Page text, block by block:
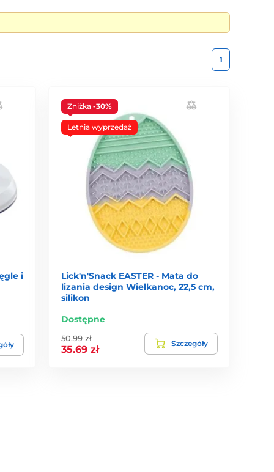
1
i
Zniżka-30%
Letnia wyprzedaż
Lick'n'Snack EASTER - Mata do
lizania design Wielkanoc, 22,5 cm,
silikon
Dostępne
50.99 zł
35.69 zł
Szczegóły